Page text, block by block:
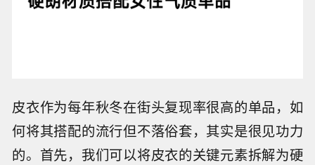
皮衣作为每年秋冬在街头复现率很高的单品，如
何将其搭配的流行但不落俗套，其实是很见功力
的。首先，我们可以将皮衣的关键元素拆解为硬